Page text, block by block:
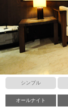
シンプル
オールナイト